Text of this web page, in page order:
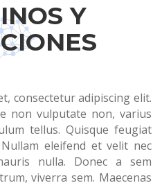
Y
consectetur adipiscing elit.
non vulputate non, varius
tellus. Quisque feugiat
eleifend et velit nec
nulla. Donec a sem
viverra sem. Maecenas